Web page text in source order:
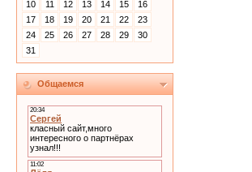
10
11 12 13 14 15
16
17
18 19 20 21 22
23
24
25 26 27 28 29
30
31
Общаемся